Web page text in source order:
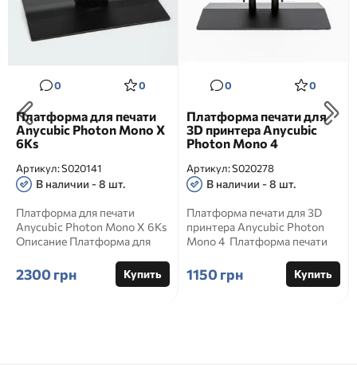
0 0
Платформа для печати
Anycubic Photon Mono X
6Ks
Артикул:S020141
В наличии - 8 шт.
Платформа для печати
Anycubic Photon Mono X 6Ks
Описание Платформа для
2300 грн Купить
0 0
Платформа печати для
3D принтера Anycubic
Photon Mono 4
Артикул:S020278
В наличии - 8 шт.
Платформа печати для 3D
принтера Anycubic Photon
Mono 4 Платформа печати
1150 грн Купить